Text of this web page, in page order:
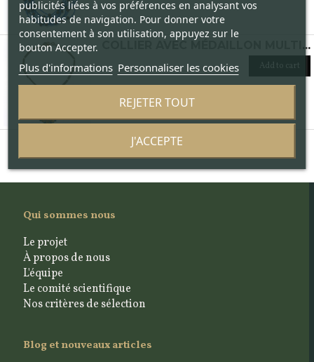
COLLIER AVEC MÉDAILLON MULTICOLORE
Add to cart
Qui sommes nous
Le projet
À propos de nous
L'équipe
Le comité scientifique
Nos critères de sélection
Blog et nouveaux articles
publicités liées à vos préférences en analysant vos
habitudes de navigation. Pour donner votre
consentement à son utilisation, appuyez sur le
bouton Accepter.
Plus d'informations Personnaliser les cookies
REJETER TOUT
J'ACCEPTE